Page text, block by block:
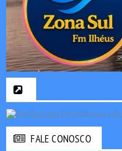
FALE CONOSCO